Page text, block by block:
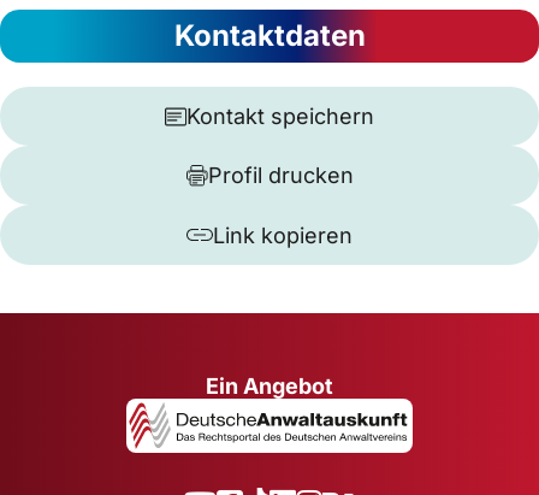
Kontaktdaten
Kontakt speichern
Profil drucken
Link kopieren
Ein Angebot